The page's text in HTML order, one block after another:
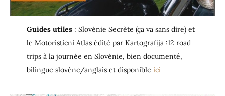
Guides utiles: Slovénie Secrète (ça va sans dire) et
le Motoristicni Atlas édité par Kartografija :12 road
trips à la journée en Slovénie, bien documenté,
bilingue slovène/anglais et disponible ici